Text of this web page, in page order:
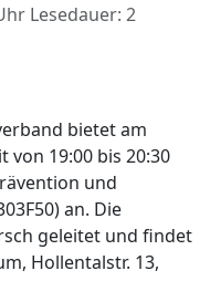
Lesedauer: 2
bietet am
von 19:00 bis 20:30
und
an. Die
geleitet und findet
Hollentalstr. 13,